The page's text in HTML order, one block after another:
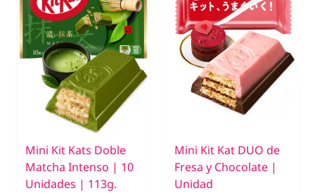
Mini Kit Kats Doble
Matcha Intenso | 10
Unidades | 113g.
Mini Kit Kat DUO de
Fresa y Chocolate |
Unidad